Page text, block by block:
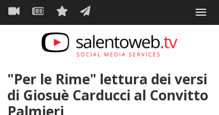
Salta
contenuto
Navigazione
principale
"Per le Rime" lettura dei versi
di Giosuè Carducci al Convitto
Palmieri